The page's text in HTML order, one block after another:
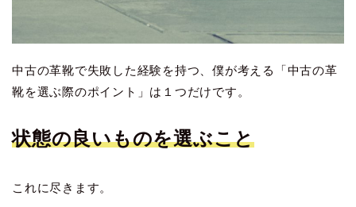
中古の革靴で失敗した経験を持つ、僕が考える「中古の革
靴を選ぶ際のポイント」は１つだけです。
状態の良いものを選ぶこと
これに尽きます。